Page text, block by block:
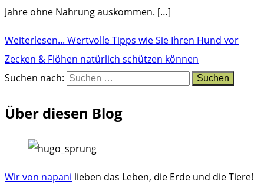
Jahre ohne Nahrung auskommen. […]
Weiterlesen... Wertvolle Tipps wie Sie Ihren Hund vor
Zecken & Flöhen natürlich schützen können
Suchen nach:
Über diesen Blog
Wir von napani lieben das Leben, die Erde und die Tiere!